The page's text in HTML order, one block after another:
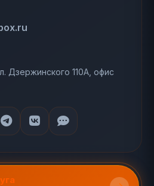
Дзержинского 110А, офис